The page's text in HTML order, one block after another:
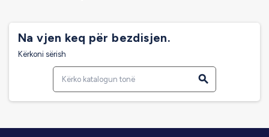
Na vjen keq për bezdisjen.
Kërkoni sërish
